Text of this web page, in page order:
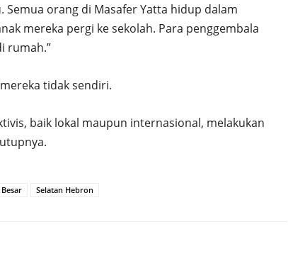
Semua orang di Masafer Yatta hidup dalam
mereka pergi ke sekolah. Para penggembala
rumah.”
tidak sendiri.
baik lokal maupun internasional, melakukan
Selatan Hebron